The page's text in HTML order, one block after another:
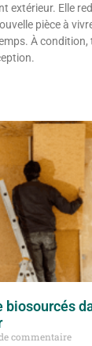
extérieur. Elle
pièce à
À
biosourcés
commentaire